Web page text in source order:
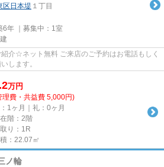
区 日本堤 １丁目
年 ｜募集中： 1室
介☆ネット無料 ご来店のご予約はお電話もしく
します。
万円
理費・共益費 5,000円)
1ヶ月｜礼：0ヶ月
階：2階
り：1R
：22.07㎡
ノ輪